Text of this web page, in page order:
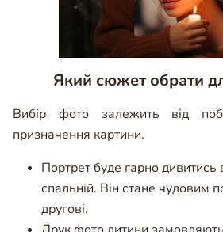
Який сюжет обрати
Вибір фото залежить від
призначення картини.
Портрет буде гарно дивитись
спальній. Він стане чудовим
другові.